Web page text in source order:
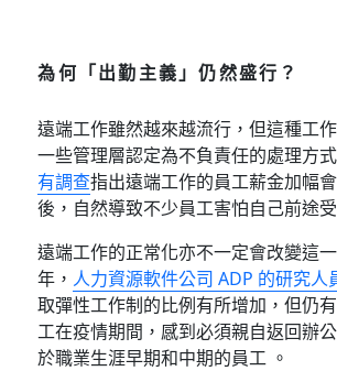
為何「出勤主義」仍然盛行？
遠端工作雖然越來越流行，但這種工
一些管理層認定為不負責任的處理方
有調查指出遠端工作的員工薪金加幅
後，自然導致不少員工害怕自己前途受
遠端工作的正常化亦不一定會改變這
年， 人力資源軟件公司 ADP 的研究人
取彈性工作制的比例有所增加，但仍
工在疫情期間，感到必須親自返回辦
於職業生涯早期和中期的員工 。